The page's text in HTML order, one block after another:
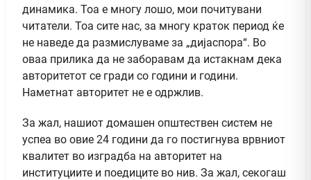
динамика. Тоа е многу лошо, мои почитувани
читатели. Тоа сите нас, за многу краток период ќе
не наведе да размислуваме за „дијаспора“. Во
оваа прилика да не заборавам да истакнам дека
авторитетот се гради со години и години.
Наметнат авторитет не е одржлив.
За жал, нашиот домашен општествен систем не
успеа во овие 24 години да го постигнува врвниот
квалитет во изградба на авторитет на
институциите и поедиците во нив. За жал, секогаш